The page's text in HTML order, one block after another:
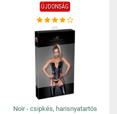
ÚJDONSÁG
Noir - csipkés, harisnyatartós